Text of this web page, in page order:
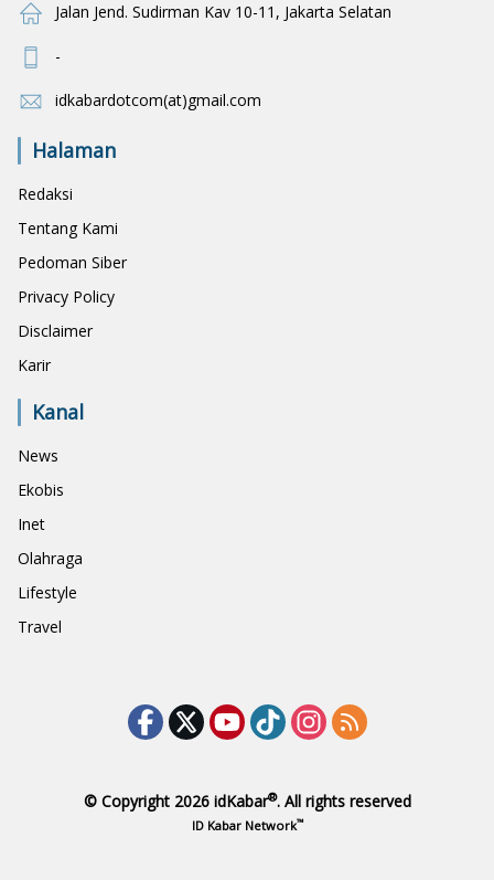
Jalan Jend. Sudirman Kav 10-11, Jakarta Selatan
-
idkabardotcom(at)gmail.com
Halaman
Redaksi
Tentang Kami
Pedoman Siber
Privacy Policy
Disclaimer
Karir
Kanal
News
Ekobis
Inet
Olahraga
Lifestyle
Travel
© Copyright 2026 idKabar®. All rights reserved
ID Kabar Network™